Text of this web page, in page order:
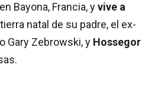
Bayona, Francia, yvive a
natal de su padre, el ex-
Gary Zebrowski, y Hossegor